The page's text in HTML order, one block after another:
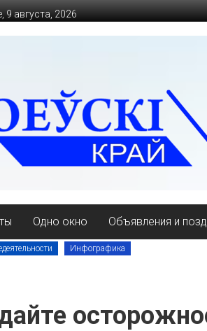
9 августа, 2026
Одно окно Объявления и
Инфографика